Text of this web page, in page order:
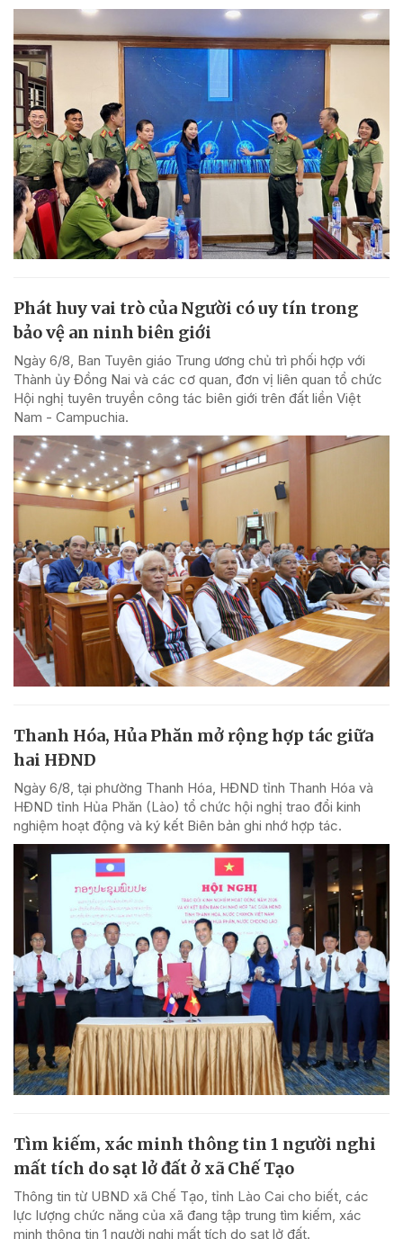
Phát huy vai trò của Người có uy tín trong
bảo vệ an ninh biên giới
Ngày 6/8, Ban Tuyên giáo Trung ương chủ trì phối hợp với
Thành ủy Đồng Nai và các cơ quan, đơn vị liên quan tổ chức
Hội nghị tuyên truyền công tác biên giới trên đất liền Việt
Nam - Campuchia.
Thanh Hóa, Hủa Phăn mở rộng hợp tác giữa
hai HĐND
Ngày 6/8, tại phường Thanh Hóa, HĐND tỉnh Thanh Hóa và
HĐND tỉnh Hủa Phăn (Lào) tổ chức hội nghị trao đổi kinh
nghiệm hoạt động và ký kết Biên bản ghi nhớ hợp tác.
Tìm kiếm, xác minh thông tin 1 người nghi
mất tích do sạt lở đất ở xã Chế Tạo
Thông tin từ UBND xã Chế Tạo, tỉnh Lào Cai cho biết, các
lực lượng chức năng của xã đang tập trung tìm kiếm, xác
minh thông tin 1 người nghi mất tích do sạt lở đất.